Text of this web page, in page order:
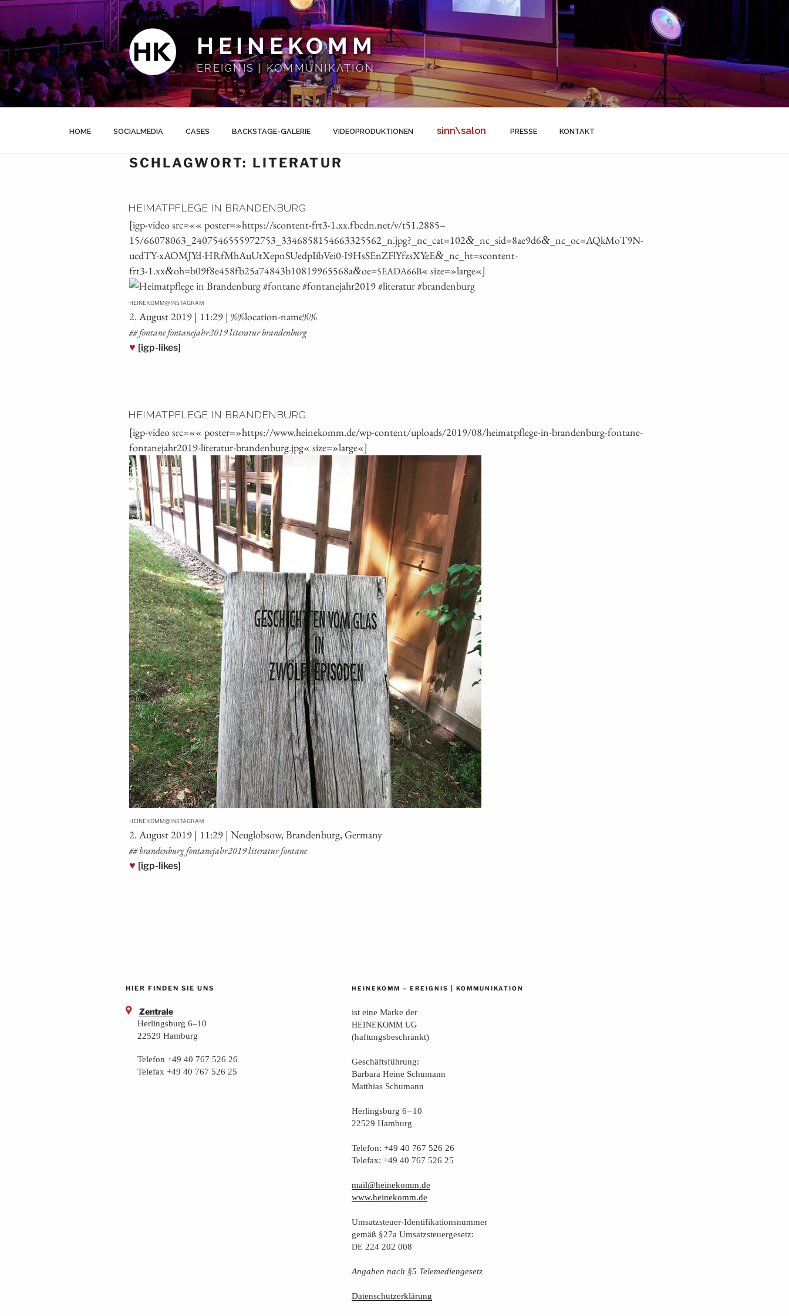
Zum
springen
HEINEKOMM
EREIGNIS | KOMMUNIKATION
HOME SOCIALMEDIA CASES BACKSTAGE-GALERIE VIDEOPRODUKTIONEN sinn\salon PRESSE KONTAKT
SCHLAGWORT: LITERATUR
HEIMATPFLEGE IN BRANDENBURG
[igp-video src=«« poster=»https://scontent-frt3‑1.xx.fbcdn.net/v/t51.2885 –
15/66078063_2407546555972753_3346858154663325562_n.jpg?_nc_cat=102& _nc_sid=8ae9d6& _nc_oc=AQkMoT9N-
ucdTY-xAOMJYd-HRfMhAuUtXepnSUedpIibVei0-I9HsSEnZFlYfzsXYeE& _nc_ht=scontent-
frt3‑1.xx&oh=b09f8e458fb25a74843b10819965568a&oe=5EADA66B« size=»large«]
HEINEKOMM@INSTAGRAM
2. August 2019 | 11:29 | %%loca­ti­on-name%%
## fon­ta­ne fontanejahr2019 lite­ra­tur brandenburg
♥ [igp-likes]
HEIMATPFLEGE IN BRANDENBURG
[igp-video src=«« poster=»https://www.heinekomm.de/wp-content/uploads/2019/08/heimatpflege-in-brandenburg-fontane-
fontanejahr2019-literatur-brandenburg.jpg« size=»large«]
HEINEKOMM@INSTAGRAM
2. August 2019 | 11:29 | Neu­glob­sow, Bran­den­burg, Germany
## bran­den­burg fontanejahr2019 lite­ra­tur fontane
♥ [igp-likes]
HIER FINDEN SIE UNS
Zentrale
Herlingsburg 6–10
22529 Hamburg
Telefon +49 40 767 526 26
Telefax +49 40 767 526 25
HEINEKOMM – EREIGNIS KOMMUNIKATION
ist eine Mar­ke der
HEINEKOMM UG
(haf­tungs­be­schränkt)
Geschäfts­füh­rung:
Bar­ba­ra Hei­ne Schumann
Mat­thi­as Schumann
Her­lings­burg 6 – 10
22529 Hamburg
Tele­fon: +49 40 767 526 26
Tele­fax: +49 40 767 526 25
mail@heinekomm.de
www.heinekomm.de
Umsatz­steu­er-Iden­ti­fi­ka­ti­ons­num­mer
gemäß §27a Umsatzsteuergesetz:
DE 224 202 008
Anga­ben nach §5 Telemediengesetz
Daten­schutz­er­klä­rung